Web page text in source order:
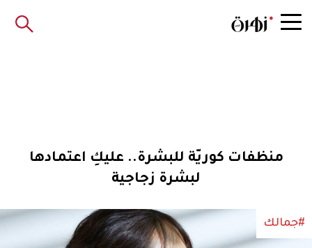
منظفات كوريّة للبشرة.. عليكِ اعتمادها
لبشرة زجاجية
#جمالك